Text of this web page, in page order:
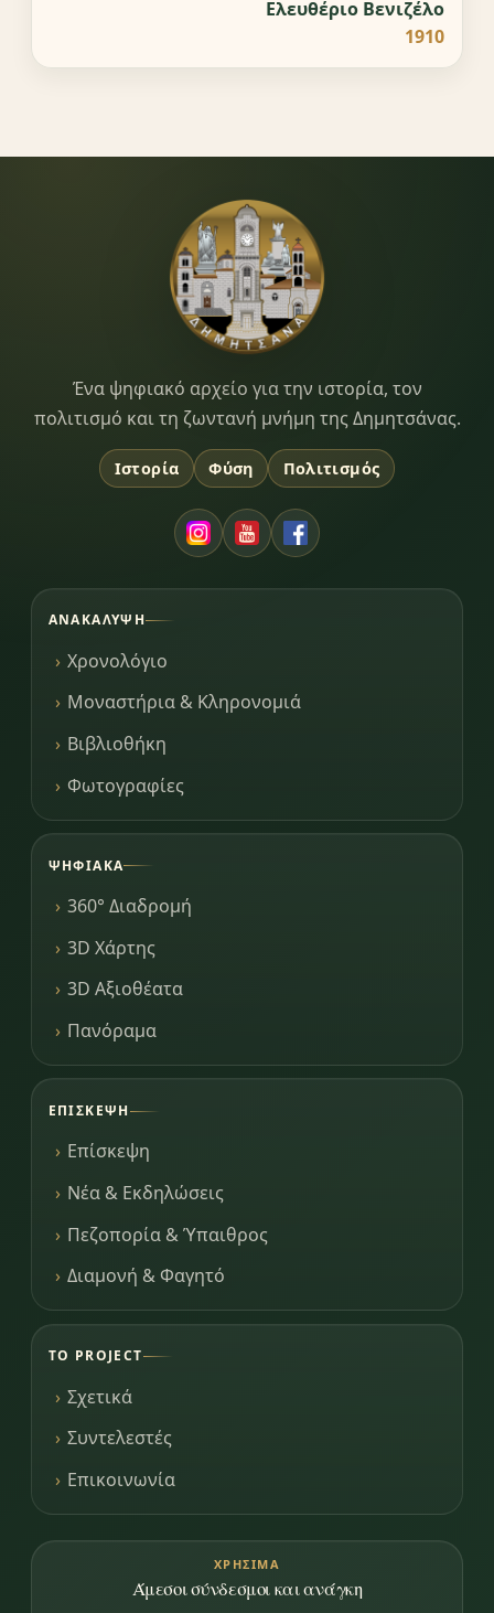
Ελευθέριο Βενιζέλο
1910
Dimitsana.gr
Ένα ψηφιακό αρχείο για την ιστορία, τον
πολιτισμό και τη ζωντανή μνήμη της Δημητσάνας.
Ιστορία Φύση Πολιτισμός
ΑΝΑΚΆΛΥΨΗ
Χρονολόγιο
Μοναστήρια & Κληρονομιά
Βιβλιοθήκη
Φωτογραφίες
ΨΗΦΙΑΚΆ
360° Διαδρομή
3D Χάρτης
3D Αξιοθέατα
Πανόραμα
ΕΠΊΣΚΕΨΗ
Επίσκεψη
Νέα & Εκδηλώσεις
Πεζοπορία & Ύπαιθρος
Διαμονή & Φαγητό
ΤΟ PROJECT
Σχετικά
Συντελεστές
Επικοινωνία
ΧΡΉΣΙΜΑ
Άμεσοι σύνδεσμοι και ανάγκη